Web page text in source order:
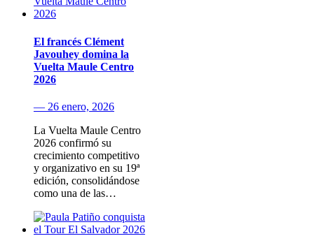
El francés Clément
Javouhey domina la
Vuelta Maule Centro
2026
— 26 enero, 2026
La Vuelta Maule Centro
2026 confirmó su
crecimiento competitivo
y organizativo en su 19ª
edición, consolidándose
como una de las…